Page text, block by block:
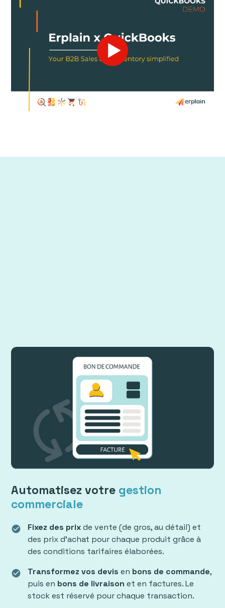
Automatisez votre gestion
commerciale
check_circle Fixez des prixde vente (de gros, au détail) et
des prix d'achat pour chaque produit grâce à
des conditions tarifaires élaborées.
check_circle Transformez vos devis en bons de commande,
puis en bons de livraison et en factures. Le
stock est réservé pour chaque transaction.